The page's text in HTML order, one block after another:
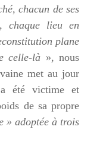
chacun de ses
chaque lieu en
plane
celle-là », nous
met au jour
été victime et
de sa propre
» adoptée à trois